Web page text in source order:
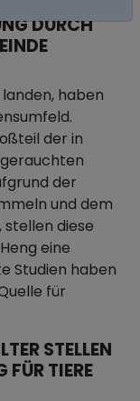
DURCH
haben
der in
der
und dem
diese
eine
Studien haben
für
STELLEN
FÜR TIERE